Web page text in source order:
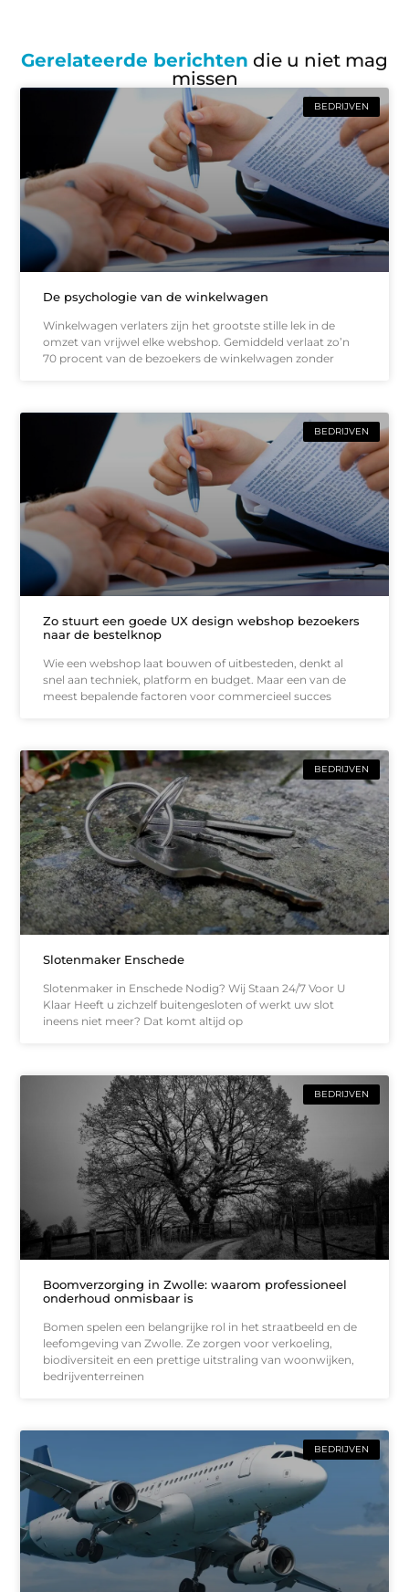
Gerelateerde berichten die u niet mag
missen
BEDRIJVEN
De psychologie van de winkelwagen
Winkelwagen verlaters zijn het grootste stille lek in de
omzet van vrijwel elke webshop. Gemiddeld verlaat zo’n
70 procent van de bezoekers de winkelwagen zonder
BEDRIJVEN
Zo stuurt een goede UX design webshop bezoekers
naar de bestelknop
Wie een webshop laat bouwen of uitbesteden, denkt al
snel aan techniek, platform en budget. Maar een van de
meest bepalende factoren voor commercieel succes
BEDRIJVEN
Slotenmaker Enschede
Slotenmaker in Enschede Nodig? Wij Staan 24/7 Voor U
Klaar Heeft u zichzelf buitengesloten of werkt uw slot
ineens niet meer? Dat komt altijd op
BEDRIJVEN
Boomverzorging in Zwolle: waarom professioneel
onderhoud onmisbaar is
Bomen spelen een belangrijke rol in het straatbeeld en de
leefomgeving van Zwolle. Ze zorgen voor verkoeling,
biodiversiteit en een prettige uitstraling van woonwijken,
bedrijventerreinen
BEDRIJVEN